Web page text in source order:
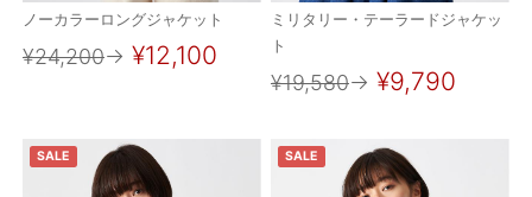
ノーカラーロングジャケット
¥24,200→ ¥12,100
ミリタリー・テーラードジャケッ
ト
¥19,580→ ¥9,790
SALE SALE